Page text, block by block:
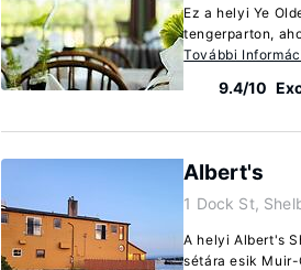
Ez a helyi Ye
tengerparton,
További
9.4/10
Albert's
1 Dock St,
A helyi Albert's
sétára esik